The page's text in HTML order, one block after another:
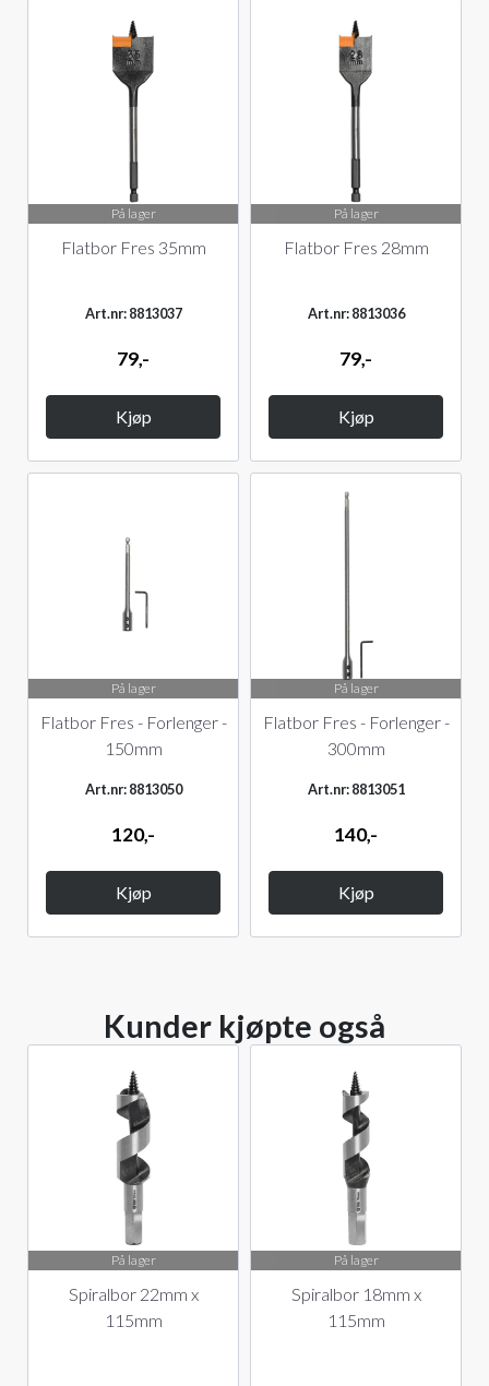
På lager
Flatbor Fres 35mm
Art.nr: 8813037
79,-
Kjøp
På lager
Flatbor Fres 28mm
Art.nr: 8813036
79,-
Kjøp
På lager
Flatbor Fres - Forlenger -
150mm
Art.nr: 8813050
120,-
Kjøp
På lager
Flatbor Fres - Forlenger -
300mm
Art.nr: 8813051
140,-
Kjøp
Kunder kjøpte også
På lager
Spiralbor 22mm x
115mm
På lager
Spiralbor 18mm x
115mm